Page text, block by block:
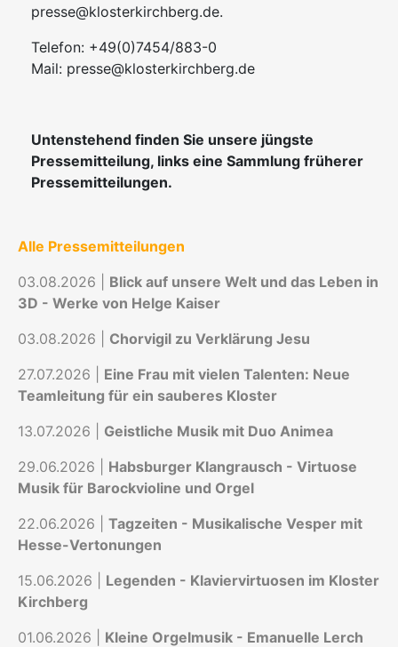
presse@klosterkirchberg.de.
Telefon: +49(0)7454/883-0
Mail: presse@klosterkirchberg.de
Untenstehend finden Sie unsere jüngste
Pressemitteilung, links eine Sammlung früherer
Pressemitteilungen.
Alle Pressemitteilungen
03.08.2026 | Blick auf unsere Welt und das Leben in
3D - Werke von Helge Kaiser
03.08.2026 | Chorvigil zu Verklärung Jesu
27.07.2026 | Eine Frau mit vielen Talenten: Neue
Teamleitung für ein sauberes Kloster
13.07.2026 | Geistliche Musik mit Duo Animea
29.06.2026 | Habsburger Klangrausch - Virtuose
Musik für Barockvioline und Orgel
22.06.2026 | Tagzeiten - Musikalische Vesper mit
Hesse-Vertonungen
15.06.2026 | Legenden - Klaviervirtuosen im Kloster
Kirchberg
01.06.2026 | Kleine Orgelmusik - Emanuelle Lerch